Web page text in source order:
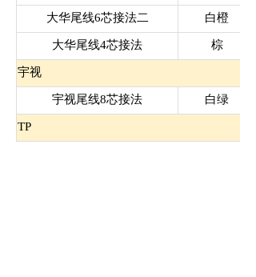
大华尾线6芯接法二 白橙
大华尾线4芯接法 棕
宇视
宇视尾线8芯接法 白绿
TP